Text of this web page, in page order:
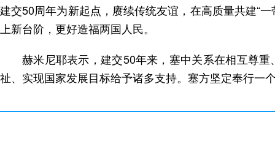
建交50周年为新起点，赓续传统友谊，在高质量共建“
上新台阶，更好造福两国人民。
赫米尼耶表示，建交50年来，塞中关系在相互尊
祉、实现国家发展目标给予诸多支持。塞方坚定奉行一